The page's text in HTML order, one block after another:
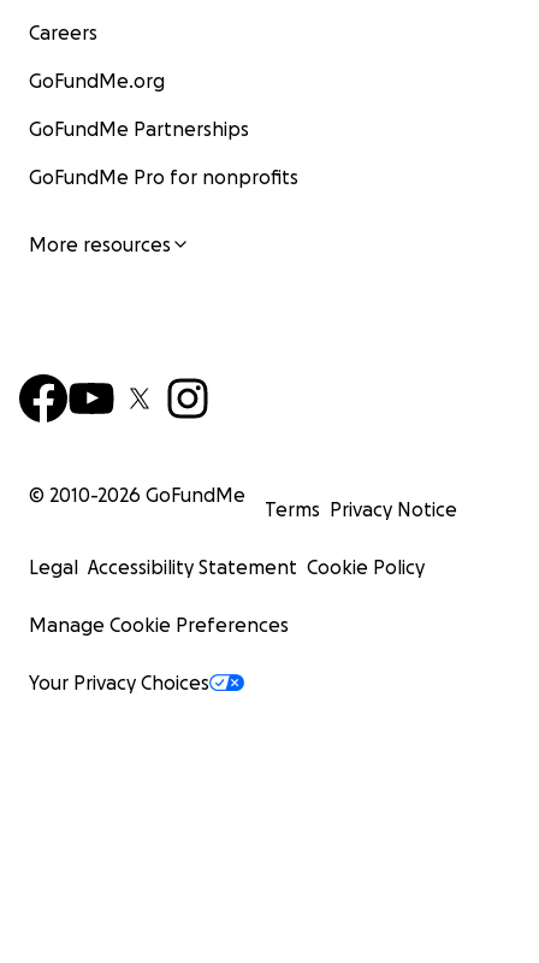
Careers
GoFundMe.org
GoFundMe Partnerships
GoFundMe Pro for nonprofits
More resources
© 2010-2026 GoFundMe
Terms Privacy Notice
Legal Accessibility Statement Cookie Policy
Manage Cookie Preferences
Your Privacy Choices